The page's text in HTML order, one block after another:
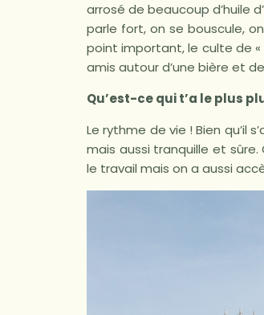
arrosé de beaucoup d’huile
parle fort, on se bouscule,
point important, le culte de «
amis autour d’une bière et
Qu’est-ce qui t’a le plus
Le rythme de vie ! Bien qu’il
mais aussi tranquille et
le travail mais on a aussi